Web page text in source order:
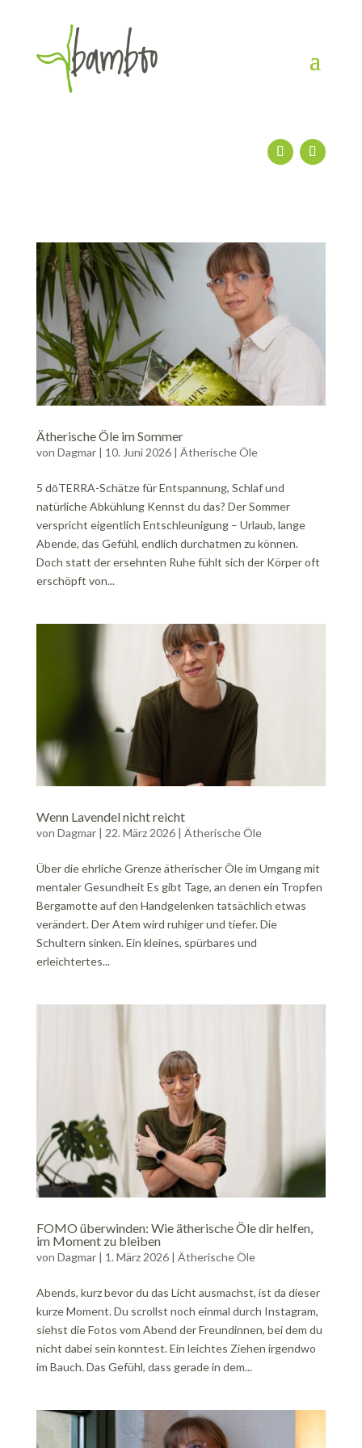
Ätherische Öle im Sommer
von Dagmar| 10. Juni 2026| Ätherische Öle
5 dōTERRA-Schätze für Entspannung, Schlaf und
natürliche Abkühlung Kennst du das? Der Sommer
verspricht eigentlich Entschleunigung – Urlaub, lange
Abende, das Gefühl, endlich durchatmen zu können.
Doch statt der ersehnten Ruhe fühlt sich der Körper oft
erschöpft von...
Wenn Lavendel nicht reicht
von Dagmar| 22. März 2026| Ätherische Öle
Über die ehrliche Grenze ätherischer Öle im Umgang mit
mentaler Gesundheit Es gibt Tage, an denen ein Tropfen
Bergamotte auf den Handgelenken tatsächlich etwas
verändert. Der Atem wird ruhiger und tiefer. Die
Schultern sinken. Ein kleines, spürbares und
erleichtertes...
FOMO überwinden: Wie ätherische Öle dir helfen,
im Moment zu bleiben
von Dagmar| 1. März 2026| Ätherische Öle
Abends, kurz bevor du das Licht ausmachst, ist da dieser
kurze Moment. Du scrollst noch einmal durch Instagram,
siehst die Fotos vom Abend der Freundinnen, bei dem du
nicht dabei sein konntest. Ein leichtes Ziehen irgendwo
im Bauch. Das Gefühl, dass gerade in dem...